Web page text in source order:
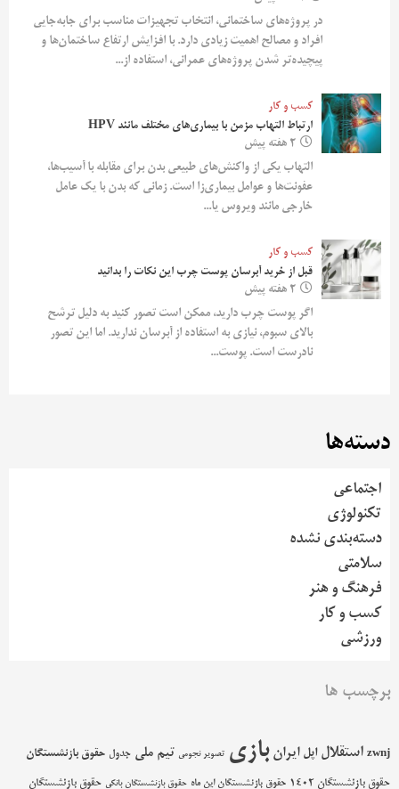
در پروژه‌های ساختمانی، انتخاب تجهیزات مناسب برای جابه‌جایی
افراد و مصالح اهمیت زیادی دارد. با افزایش ارتفاع ساختمان‌ها و
پیچیده‌تر شدن پروژه‌های عمرانی، استفاده از...
کسب و کار
ارتباط التهاب مزمن با بیماری‌های مختلف مانند HPV
2 هفته پیش
التهاب یکی از واکنش‌های طبیعی بدن برای مقابله با آسیب‌ها،
عفونت‌ها و عوامل بیماری‌زا است. زمانی که بدن با یک عامل
خارجی مانند ویروس یا...
کسب و کار
قبل از خرید آبرسان پوست چرب این نکات را بدانید
2 هفته پیش
اگر پوست چرب دارید، ممکن است تصور کنید به دلیل ترشح
بالای سبوم، نیازی به استفاده از آبرسان ندارید. اما این تصور
نادرست است. پوست...
دسته‌ها
اجتماعی
تکنولوژی
دسته‌بندی نشده
سلامتی
فرهنگ و هنر
کسب و کار
ورزشی
برچسب ها
zwnj استقلال اپل ایران بازی تصویر نجومی تیم ملی جدول حقوق بازنشستگان
حقوق بازنشستگان 1402 حقوق بازنشستگان این ماه حقوق بازنشستگان بانکی حقوق بازنشستگان